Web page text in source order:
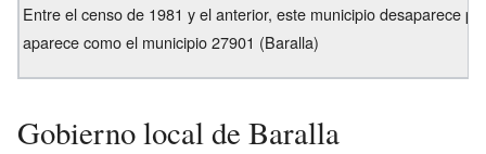
Entre el censo de 1981 y el anterior, este municipio desaparece
aparece como el municipio 27901 (Baralla)
Gobierno local de Baralla